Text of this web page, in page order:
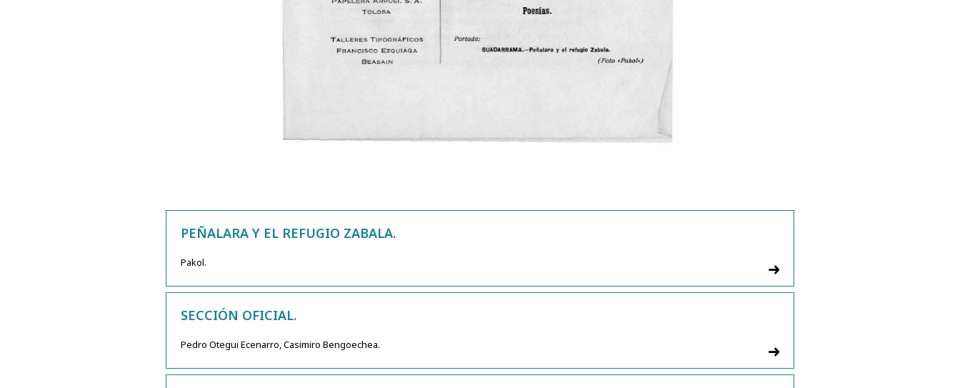
PEÑALARA Y EL REFUGIO ZABALA.
Pakol.
SECCIÓN OFICIAL.
Pedro Otegui Ecenarro, Casimiro Bengoechea.